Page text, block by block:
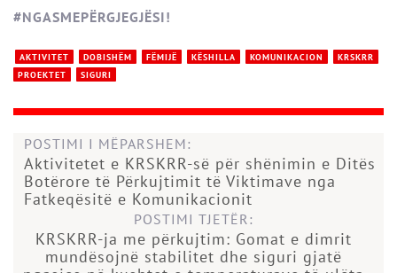
#NGASMEPËRGJEGJËSI!
AKTIVITET DOBISHËM FËMIJË KËSHILLA KOMUNIKACION
KRSKRR
PROEKTET
SIGURI
POSTIMI I MËPARSHEM:
Aktivitetet e KRSKRR-së për shënimin e Ditës
Botërore të Përkujtimit të Viktimave nga
Fatkeqësitë e Komunikacionit
POSTIMI TJETËR:
KRSKRR-ja me përkujtim: Gomat e dimrit
mundësojnë stabilitet dhe siguri gjatë